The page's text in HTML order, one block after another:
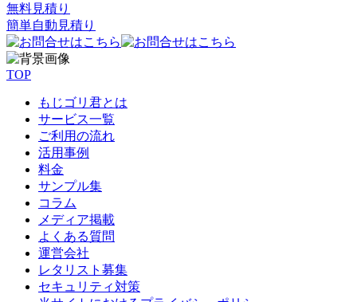
無料見積り
簡単自動見積り
TOP
もじゴリ君とは
サービス一覧
ご利用の流れ
活用事例
料金
サンプル集
コラム
メディア掲載
よくある質問
運営会社
レタリスト募集
セキュリティ対策